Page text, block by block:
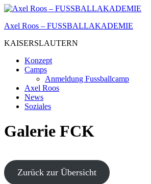
Zum
springen
Axel Roos – FUSSBALLAKADEMIE
KAISERSLAUTERN
Konzept
Camps
Anmeldung Fussballcamp
Axel Roos
News
Soziales
Galerie FCK
Zurück zur Übersicht